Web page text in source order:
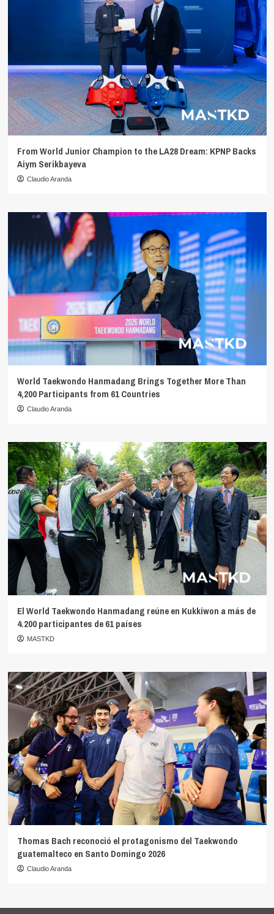
From World Junior Champion to the LA28 Dream: KPNP Backs
Aiym Serikbayeva
Claudio Aranda
World Taekwondo Hanmadang Brings Together More Than
4,200 Participants from 61 Countries
Claudio Aranda
El World Taekwondo Hanmadang reúne en Kukkiwon a más de
4.200 participantes de 61 países
MASTKD
Thomas Bach reconoció el protagonismo del Taekwondo
guatemalteco en Santo Domingo 2026
Claudio Aranda